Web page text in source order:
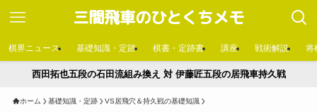
三間飛車のひとくちメモ
棋界ニュース 基礎知識・定跡 棋書・定跡書 講座 戦術解説 将
西田拓也五段の石田流組み換え 対 伊藤匠五段の居飛車持久戦
ホーム 基礎知識・定跡 VS居飛穴＆持久戦の基礎知識